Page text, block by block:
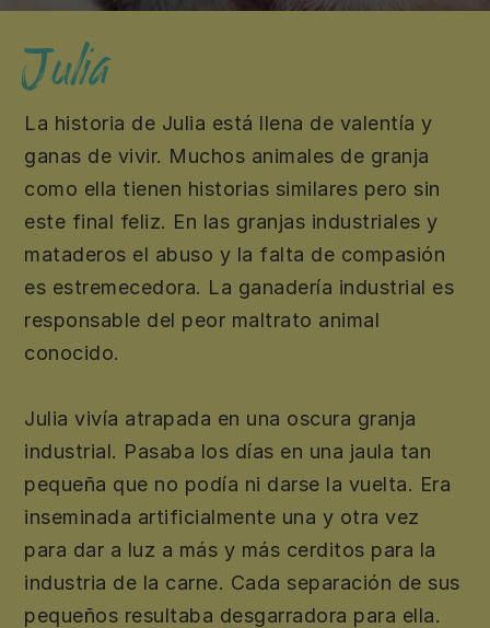
Por
los
animales
Julia
La historia de Julia está llena de valentía y
ganas de vivir. Muchos animales de granja
como ella tienen historias similares pero sin
este final feliz. En las granjas industriales y
mataderos el abuso y la falta de compasión
es estremecedora. La ganadería industrial es
responsable del peor maltrato animal
conocido.
Julia vivía atrapada en una oscura granja
industrial. Pasaba los días en una jaula tan
pequeña que no podía ni darse la vuelta. Era
inseminada artificialmente una y otra vez
para dar a luz a más y más cerditos para la
industria de la carne. Cada separación de sus
pequeños resultaba desgarradora para ella.